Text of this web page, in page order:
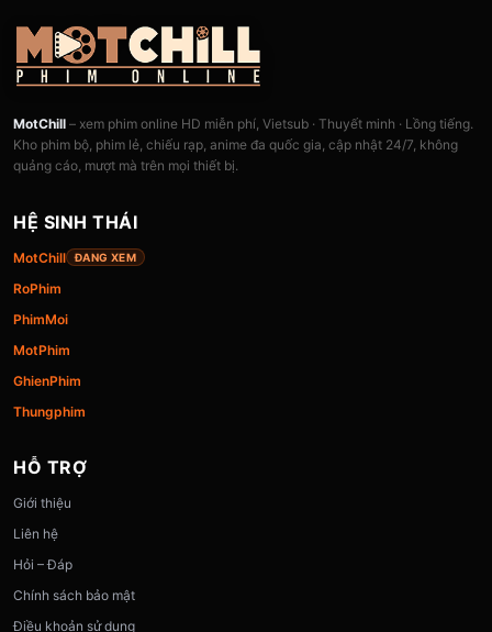
MotChill – xem phim online HD miễn phí, Vietsub · Thuyết minh · Lồng tiếng.
Kho phim bộ, phim lẻ, chiếu rạp, anime đa quốc gia, cập nhật 24/7, không
quảng cáo, mượt mà trên mọi thiết bị.
HỆ SINH THÁI
MotChill ĐANG XEM
RoPhim
PhimMoi
MotPhim
GhienPhim
Thungphim
HỖ TRỢ
Giới thiệu
Liên hệ
Hỏi – Đáp
Chính sách bảo mật
Điều khoản sử dụng